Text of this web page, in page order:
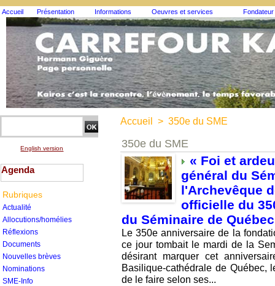
Accueil Présentation Informations Oeuvres et services Fondateur
English version
Agenda
Rubriques
Actualité
Allocutions/homélies
Réflexions
Documents
Nouvelles brèves
Nominations
SME-Info
Accueil > 350e du SME
350e du SME
« Foi et
général du
l'Archevêque
officielle du
du Séminaire de Québec
Le 350e anniversaire de la
ce jour tombait le mardi de la
désirant marquer cet
Basilique-cathédrale de Québec,
de le faire selon ses...